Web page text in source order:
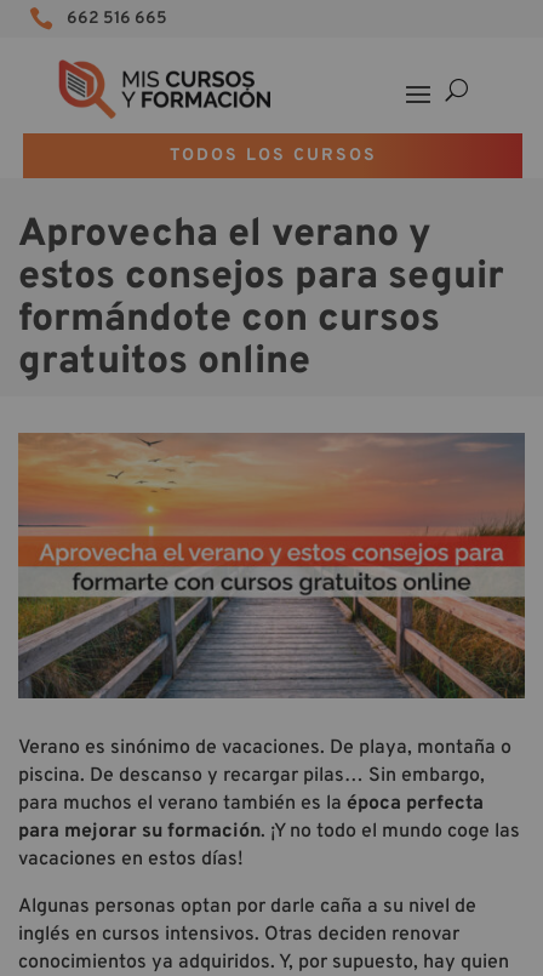
 662 516 665
TODOS LOS CURSOS
Aprovecha el verano y
estos consejos para seguir
formándote con cursos
gratuitos online
Verano es sinónimo de vacaciones. De playa, montaña o
piscina. De descanso y recargar pilas… Sin embargo,
para muchos el verano también es la época perfecta
para mejorar su formación. ¡Y no todo el mundo coge las
vacaciones en estos días!
Algunas personas optan por darle caña a su nivel de
inglés en cursos intensivos. Otras deciden renovar
conocimientos ya adquiridos. Y, por supuesto, hay quien